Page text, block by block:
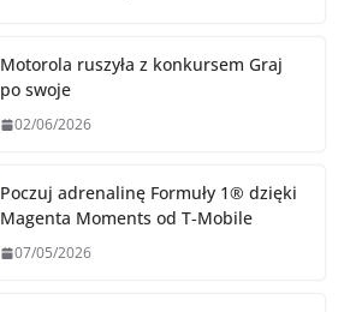
Motorola ruszyła z konkursem Graj
po swoje
02/06/2026
Poczuj adrenalinę Formuły 1® dzięki
Magenta Moments od T‑Mobile
07/05/2026